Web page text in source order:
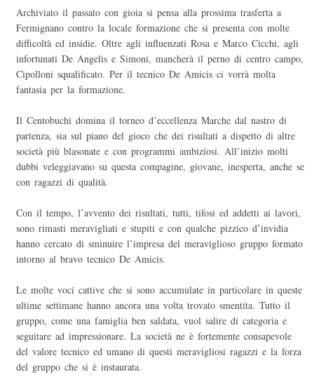
Archiviato il passato con gioia si pensa alla prossima trasferta a
Fermignano contro la locale formazione che si presenta con molte
difficoltà ed insidie. Oltre agli influenzati Rosa e Marco Cicchi, agli
infortunati De Angelis e Simoni, mancherà il perno di centro campo,
Cipolloni squalificato. Per il tecnico De Amicis ci vorrà molta
fantasia per la formazione.
Il Centobuchi domina il torneo d’eccellenza Marche dal nastro di
partenza, sia sul piano del gioco che dei risultati a dispetto di altre
società più blasonate e con programmi ambiziosi. All’inizio molti
dubbi veleggiavano su questa compagine, giovane, inesperta, anche se
con ragazzi di qualità.
Con il tempo, l’avvento dei risultati, tutti, tifosi ed addetti ai lavori,
sono rimasti meravigliati e stupiti e con qualche pizzico d’invidia
hanno cercato di sminuire l’impresa del meraviglioso gruppo formato
intorno al bravo tecnico De Amicis.
Le molte voci cattive che si sono accumulate in particolare in queste
ultime settimane hanno ancora una volta trovato smentita. Tutto il
gruppo, come una famiglia ben saldata, vuol salire di categoria e
seguitare ad impressionare. La società ne è fortemente consapevole
del valore tecnico ed umano di questi meravigliosi ragazzi e la forza
del gruppo che si è instaurata.